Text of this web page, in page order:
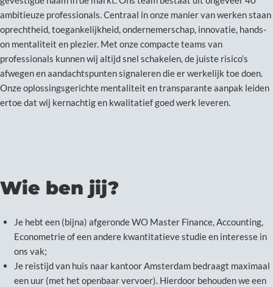
ambitieuze professionals. Centraal in onze manier van werken staan
oprechtheid, toegankelijkheid, ondernemerschap, innovatie, hands-
on mentaliteit en plezier. Met onze compacte teams van
professionals kunnen wij altijd snel schakelen, de juiste risico’s
afwegen en aandachtspunten signaleren die er werkelijk toe doen.
Onze oplossingsgerichte mentaliteit en transparante aanpak leiden
ertoe dat wij kernachtig en kwalitatief goed werk leveren.
Wie ben jij?
Je hebt een (bijna) afgeronde WO Master Finance, Accounting,
Econometrie of een andere kwantitatieve studie en interesse in
ons vak;
Je reistijd van huis naar kantoor Amsterdam bedraagt maximaal
een uur (met het openbaar vervoer). Hierdoor behouden we een